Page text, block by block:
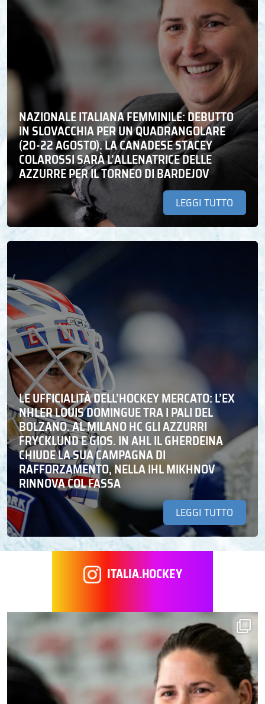
NAZIONALE ITALIANA FEMMINILE: DEBUTTO
IN SLOVACCHIA PER UN QUADRANGOLARE
(20-22 AGOSTO). LA CANADESE STACEY
COLAROSSI SARÀ L’ALLENATRICE DELLE
AZZURRE PER IL TORNEO DI BARDEJOV
LEGGI TUTTO
LE UFFICIALITÀ DELL’HOCKEY MERCATO: L’EX
NHLER LOUIS DOMINGUE TRA I PALI DEL
BOLZANO. AL MILANO HC GLI AZZURRI
FRYCKLUND E GIOS. IN AHL IL GHERDEINA
CHIUDE LA SUA CAMPAGNA DI
RAFFORZAMENTO, NELLA IHL MIKHNOV
RINNOVA COL FASSA
LEGGI TUTTO
ITALIA.HOCKEY